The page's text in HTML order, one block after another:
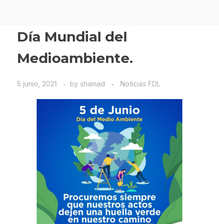
Día Mundial del
Medioambiente.
5 junio, 2021 by shamad Noticias FDL